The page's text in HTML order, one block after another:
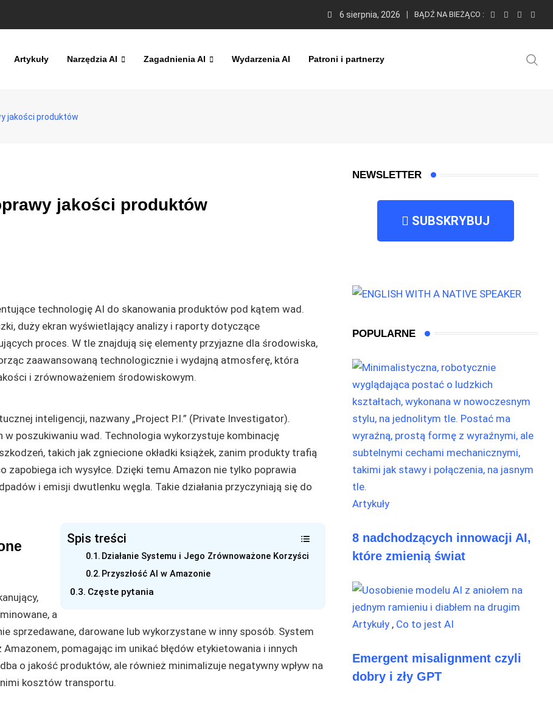
6 sierpnia, 2026 BĄDŹ NA BIEŻĄCO :
Artykuły Narzędzia AI Zagadnienia AI Wydarzenia AI Patroni i partnerzy
jakości produktów
jakości produktów
inteligencji, nazwany „Project P.I.” (Private Investigator).
poszukiwaniu wad. Technologia wykorzystuje kombinację
takich jak zgniecione okładki książek, zanim produkty trafią
ich wysyłce. Dzięki temu Amazon nie tylko poprawia
i emisji dwutlenku węgla. Takie działania przyczyniają się do
Spis treści
Działanie Systemu i Jego Zrównoważone Korzyści
Przyszłość AI w Amazonie
Częste pytania
a
sprzedawane, darowane lub wykorzystane w inny sposób. System
pomagając im unikać błędów etykietowania i innych
o jakość produktów, ale również minimalizuje negatywny wpływ na
kosztów transportu.
NEWSLETTER
SUBSKRYBUJ
POPULARNE
Artykuły
8 nadchodzących innowacji AI,
które zmienią świat
Artykuły , Co to jest AI
Emergent misalignment czyli
dobry i zły GPT